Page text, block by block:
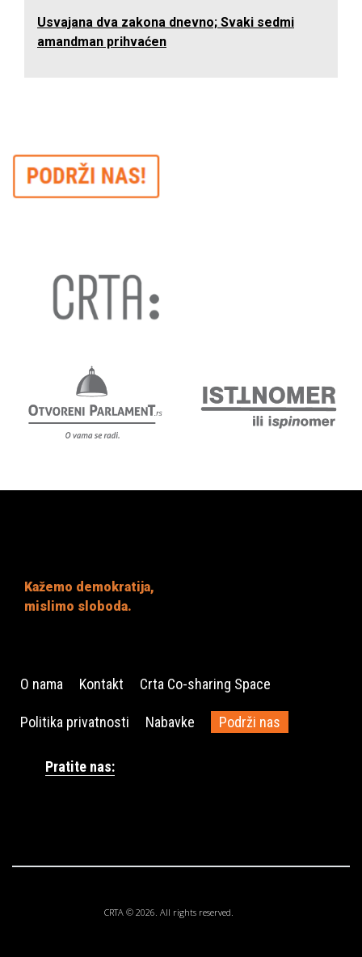
Usvajana dva zakona dnevno; Svaki sedmi
amandman prihvaćen
Kažemo demokratija,
mislimo sloboda.
O nama Kontakt Crta Co-sharing Space
Politika privatnosti Nabavke Podrži nas
Pratite nas:
CRTA © 2026. All rights reserved.